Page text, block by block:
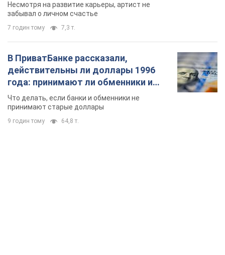
Несмотря на развитие карьеры, артист не
забывал о личном счастье
7 годин тому 7,3 т.
В ПриватБанке рассказали,
действительны ли доллары 1996
года: принимают ли обменники и
банки такие купюры
Что делать, если банки и обменники не
принимают старые доллары
9 годин тому 64,8 т.